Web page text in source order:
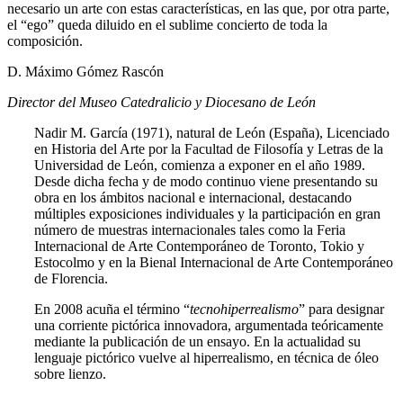
necesario un arte con estas características, en las que, por otra parte,
el “ego” queda diluido en el sublime concierto de toda la
composición.
D. Máximo Gómez Rascón
Director del Museo Catedralicio y Diocesano de León
Nadir M. García (1971), natural de León (España), Licenciado
en Historia del Arte por la Facultad de Filosofía y Letras de la
Universidad de León, comienza a exponer en el año 1989.
Desde dicha fecha y de modo continuo viene presentando su
obra en los ámbitos nacional e internacional, destacando
múltiples exposiciones individuales y la participación en gran
número de muestras internacionales tales como la Feria
Internacional de Arte Contemporáneo de Toronto, Tokio y
Estocolmo y en la Bienal Internacional de Arte Contemporáneo
de Florencia.
En 2008 acuña el término “tecnohiperrealismo” para designar
una corriente pictórica innovadora, argumentada teóricamente
mediante la publicación de un ensayo. En la actualidad su
lenguaje pictórico vuelve al hiperrealismo, en técnica de óleo
sobre lienzo.